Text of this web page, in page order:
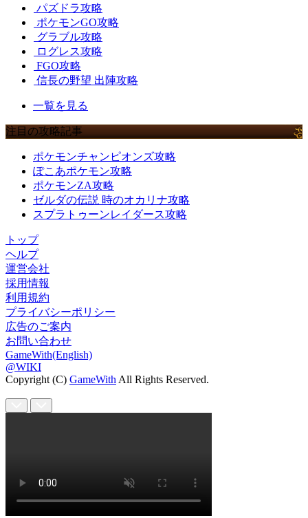
パズドラ攻略
ポケモンGO攻略
グラブル攻略
ログレス攻略
FGO攻略
信長の野望 出陣攻略
一覧を見る
注目の攻略記事
ポケモンチャンピオンズ攻略
ぽこあポケモン攻略
ポケモンZA攻略
ゼルダの伝説 時のオカリナ攻略
スプラトゥーンレイダース攻略
トップ
ヘルプ
運営会社
採用情報
利用規約
プライバシーポリシー
広告のご案内
お問い合わせ
GameWith(English)
@WIKI
Copyright (C) GameWith All Rights Reserved.